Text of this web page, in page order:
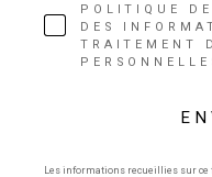
POLITIQUE
DES
TRAITEMENT
Les informations recueillies sur